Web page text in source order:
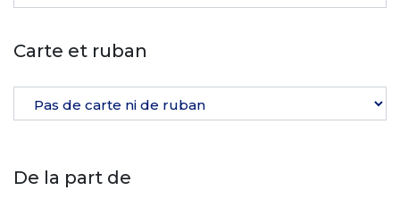
Carte et ruban
De la part de